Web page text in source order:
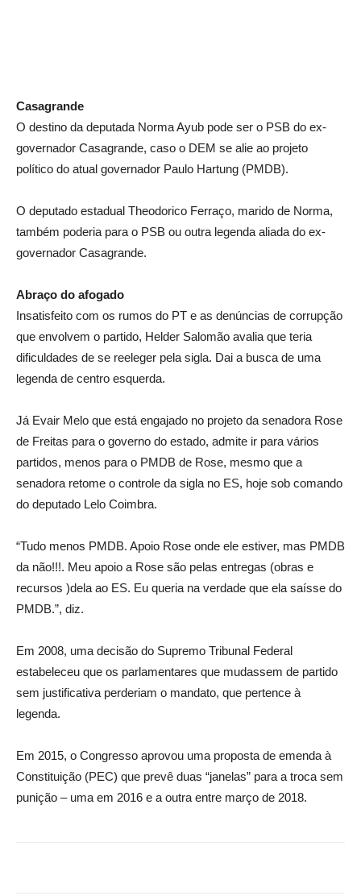
Casagrande
O destino da deputada Norma Ayub pode ser o PSB do ex-
governador Casagrande, caso o DEM se alie ao projeto
político do atual governador Paulo Hartung (PMDB).
O deputado estadual Theodorico Ferraço, marido de Norma,
também poderia para o PSB ou outra legenda aliada do ex-
governador Casagrande.
Abraço do afogado
Insatisfeito com os rumos do PT e as denúncias de corrupção
que envolvem o partido, Helder Salomão avalia que teria
dificuldades de se reeleger pela sigla. Dai a busca de uma
legenda de centro esquerda.
Já Evair Melo que está engajado no projeto da senadora Rose
de Freitas para o governo do estado, admite ir para vários
partidos, menos para o PMDB de Rose, mesmo que a
senadora retome o controle da sigla no ES, hoje sob comando
do deputado Lelo Coimbra.
“Tudo menos PMDB. Apoio Rose onde ele estiver, mas PMDB
da não!!!. Meu apoio a Rose são pelas entregas (obras e
recursos )dela ao ES. Eu queria na verdade que ela saísse do
PMDB.”, diz.
Em 2008, uma decisão do Supremo Tribunal Federal
estabeleceu que os parlamentares que mudassem de partido
sem justificativa perderiam o mandato, que pertence à
legenda.
Em 2015, o Congresso aprovou uma proposta de emenda à
Constituição (PEC) que prevê duas “janelas” para a troca sem
punição – uma em 2016 e a outra entre março de 2018.